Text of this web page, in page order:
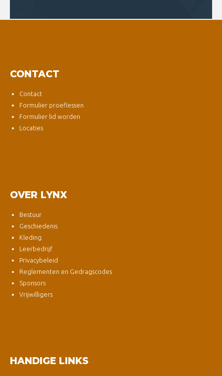
CONTACT
Contact
Formulier proeflessen
Formulier lid worden
Locaties
OVER LYNX
Bestuur
Geschiedenis
Kleding
Leerbedrijf
Privacybeleid
Reglementen en Gedragscodes
Sponsors
Vrijwilligers
HANDIGE LINKS